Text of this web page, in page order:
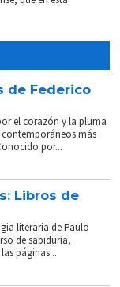
de Federico
el corazón y la pluma
más
por...
Libros de
literaria de Paulo
de sabiduría,
páginas...